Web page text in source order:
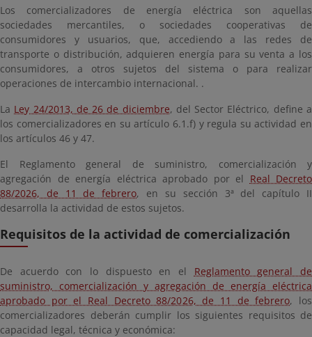
Los comercializadores de energía eléctrica son aquellas
sociedades mercantiles, o sociedades cooperativas de
consumidores y usuarios, que, accediendo a las redes de
transporte o distribución, adquieren energía para su venta a los
consumidores, a otros sujetos del sistema o para realizar
operaciones de intercambio internacional. .
La Ley 24/2013, de 26 de diciembre, del Sector Eléctrico, define a
los comercializadores en su artículo 6.1.f) y regula su actividad en
los artículos 46 y 47.
El Reglamento general de suministro, comercialización y
agregación de energía eléctrica aprobado por el Real Decreto
88/2026, de 11 de febrero, en su sección 3ª del capítulo II
desarrolla la actividad de estos sujetos.
Requisitos de la actividad de comercialización
De acuerdo con lo dispuesto en el Reglamento general de
suministro, comercialización y agregación de energía eléctrica
aprobado por el Real Decreto 88/2026, de 11 de febrero, los
comercializadores deberán cumplir los siguientes requisitos de
capacidad legal, técnica y económica: